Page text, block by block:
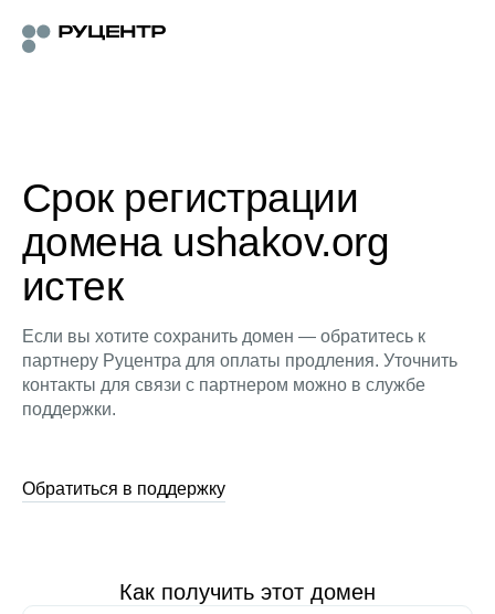
Срок регистрации
домена ushakov.org
истек
Если вы хотите сохранить домен — обратитесь к
партнеру Руцентра для оплаты продления. Уточнить
контакты для связи с партнером можно в службе
поддержки.
Обратиться в поддержку
Как получить этот домен